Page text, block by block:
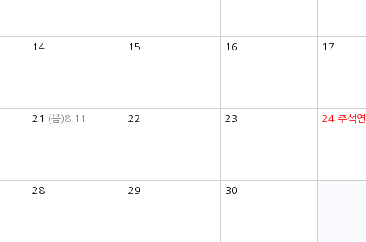
14 15 16 17
21 (음)8.11 22 23 24 추석
28 29 30